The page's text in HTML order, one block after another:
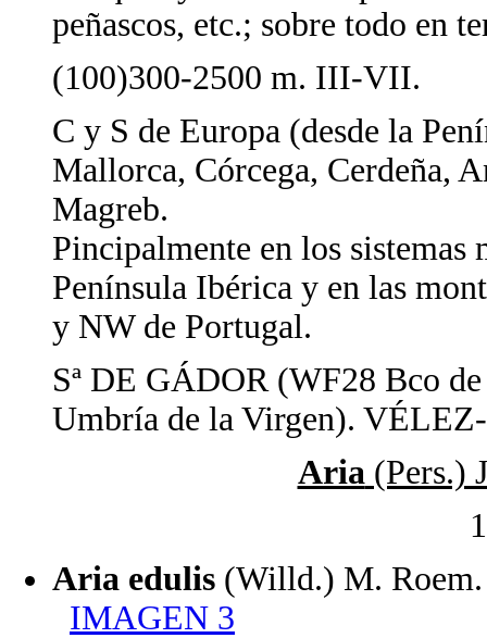
peñascos, etc.; sobre todo en
(100)300-2500 m. III-VII.
C y S de Europa (desde la
Mallorca, Córcega, Cerdeña,
Magreb.
Pincipalmente en los sistemas
Península Ibérica y en las
y NW de Portugal.
Sª DE GÁDOR (WF28 Bco
Umbría de la Virgen).
Aria(Pers.)
Aria edulis (Willd.) M.
IMAGEN 3